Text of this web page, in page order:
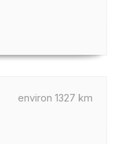
environ 1327 km